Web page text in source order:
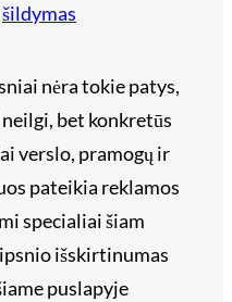
šildymas
nėra tokie patys,
bet konkretūs
verslo, pramogų ir
pateikia reklamos
specialiai šiam
išskirtinumas
puslapyje